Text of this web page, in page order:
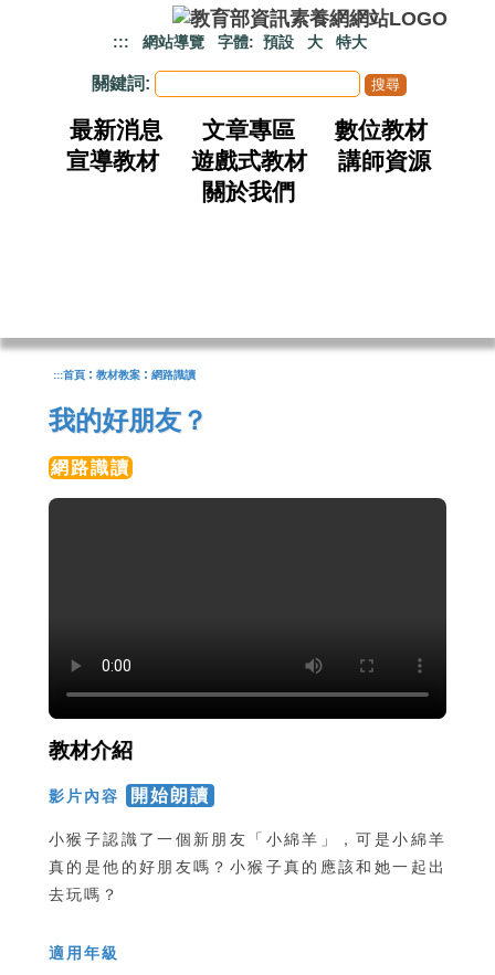
::: 網站導覽 字體: 預設 大 特大
關鍵詞:
最新消息 文章專區
數位教材
宣導教材
遊戲式教材
講師資源
關於我們
:::首頁 : 教材教案 : 網路識讀
我的好朋友？
網路識讀
教材介紹
影片內容 開始朗讀
小猴子認識了一個新朋友「小綿羊」，可是小綿羊
真的是他的好朋友嗎？小猴子真的應該和她一起出
去玩嗎？
適用年級